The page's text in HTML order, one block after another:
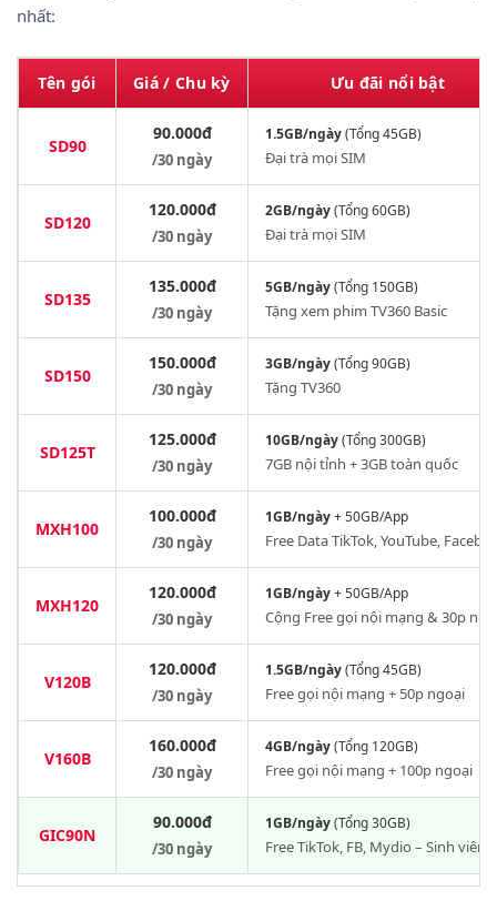
6.
8. Gói Cước 4G 1 Năm (12 Tháng)
Gói 4G Viettel Theo Ngày (1, 3, 7, 15 Ngày)
11. Bảng So Sánh Gói 4G Thuần (SD & TV)
12. Bảng So Sánh Gói 4G Theo Nhu Cầu
13. Gợi Ý Chọn Gói 4G Theo Nhu Cầu
Cú Pháp SMS Kích Hoạt Gói 4G Viettel
4G Viettel Là Gì? Tốc Độ & Vùng Phủ Sóng
So Sánh 4G vs 5G Viettel – Nên Chọn Gói Nào?
Câu Hỏi Thường Gặp
nhất:
Tên gói Giá / Chu kỳ Ưu đãi nổi bật
SD90
90.000đ
/30 ngày
1.5GB/ngày(Tổng 45GB)
Đại trà mọi SIM
SD120
120.000đ
/30 ngày
2GB/ngày(Tổng 60GB)
Đại trà mọi SIM
SD135
135.000đ
/30 ngày
5GB/ngày(Tổng 150GB)
Tặng xem phim TV360 Basic
SD150
150.000đ
/30 ngày
3GB/ngày(Tổng 90GB)
Tặng TV360
SD125T
125.000đ
/30 ngày
10GB/ngày(Tổng 300GB)
7GB nội tỉnh + 3GB toàn quốc
MXH100
100.000đ
/30 ngày
1GB/ngày+ 50GB/App
Free Data TikTok, YouTube,
MXH120
120.000đ
/30 ngày
1GB/ngày+ 50GB/App
Cộng Free gọi nội mạng & 30p
V120B
120.000đ
/30 ngày
1.5GB/ngày(Tổng 45GB)
Free gọi nội mạng + 50p ngoại
V160B
160.000đ
/30 ngày
4GB/ngày(Tổng 120GB)
Free gọi nội mạng + 100p ngoại
GIC90N
90.000đ
/30 ngày
1GB/ngày(Tổng 30GB)
Free TikTok, FB, Mydio – Sinh viên